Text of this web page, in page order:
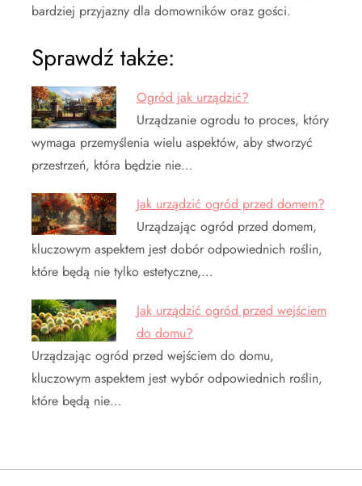
bardziej przyjazny dla domowników oraz gości.
Sprawdź także:
Ogród jak urządzić?
Urządzanie ogrodu to proces, który
wymaga przemyślenia wielu aspektów, aby stworzyć
przestrzeń, która będzie nie…
Jak urządzić ogród przed domem?
Urządzając ogród przed domem,
kluczowym aspektem jest dobór odpowiednich roślin,
które będą nie tylko estetyczne,…
Jak urządzić ogród przed wejściem
do domu?
Urządzając ogród przed wejściem do domu,
kluczowym aspektem jest wybór odpowiednich roślin,
które będą nie…